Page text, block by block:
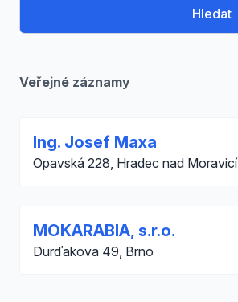
Hledat
Veřejné záznamy
Ing. Josef Maxa
Opavská 228, Hradec nad Moravicí
MOKARABIA, s.r.o.
Durďakova 49, Brno